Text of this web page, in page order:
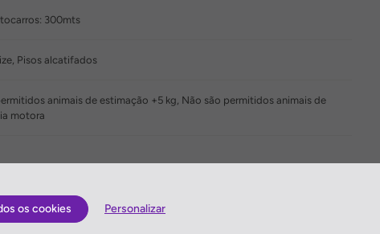
300mts
Pisos alcatifados
animais de estimação +5 kg, Não são permitidos animais de
motora
os cookies Personalizar